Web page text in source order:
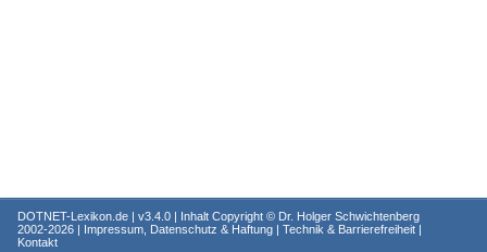
DOTNET-Lexikon.de | v3.4.0 | Inhalt Copyright © Dr. Holger Schwichtenberg
2002-2026 | Impressum, Datenschutz & Haftung | Technik & Barrierefreiheit |
Kontakt